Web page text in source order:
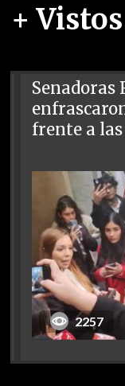
+ Vistos
Senadoras
frente a
2257